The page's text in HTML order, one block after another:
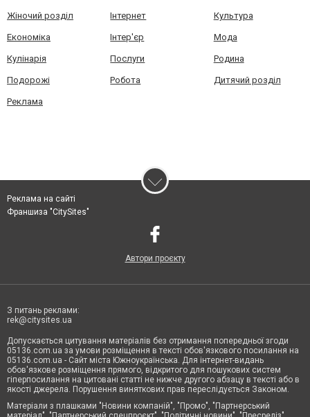
Жіночий розділ Інтернет Культура
Економіка Інтер'єр Мода
Кулінарія Послуги Родина
Подорожі Робота Дитячий розділ
Реклама
Реклама на сайті
Франшиза "CitySites"
Автори проєкту
З питань реклами:
rek@citysites.ua
Допускається цитування матеріалів без отримання попередньої згоди
05136.com.ua за умови розміщення в тексті обов'язкового посилання на
05136.com.ua - Сайт міста Южноукраїнська. Для інтернет-видань
обов'язкове розміщення прямого, відкритого для пошукових систем
гіперпосилання на цитовані статті не нижче другого абзацу в тексті або в
якості джерела. Порушення виняткових прав переслідується Законом.
Матеріали з плашками "Новини компаній", "Промо", "Партнерський